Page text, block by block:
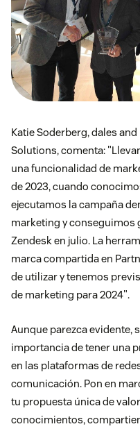
Katie Soderberg, dales
Solutions, comenta:
una funcionalidad de
de 2023, cuando
ejecutamos la campaña
marketing y conseguimos
Zendesk en julio. La
marca compartida en
de utilizar y tenemos
de marketing para 2024".
Aunque parezca evidente,
importancia de tener una
en las plataformas de
comunicación. Pon en
tu propuesta única de
conocimientos,